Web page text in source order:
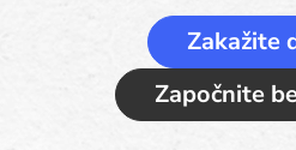
Zakažite
Započnite